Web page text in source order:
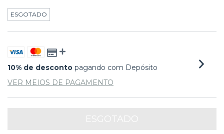
ESGOTADO
10% de desconto pagando com Depósito
VER MEIOS DE PAGAMENTO